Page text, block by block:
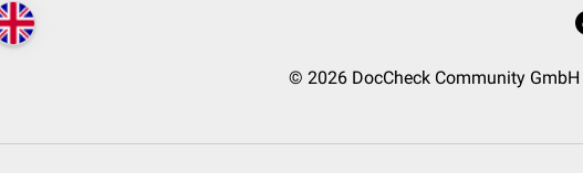
© 2026 DocCheck Community GmbH